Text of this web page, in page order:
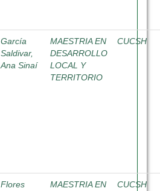
García
Saldivar,
Ana Sinaí
MAESTRIA EN
DESARROLLO
LOCAL Y
TERRITORIO
CUCSH
Flores
MAESTRIA EN
CUCSH